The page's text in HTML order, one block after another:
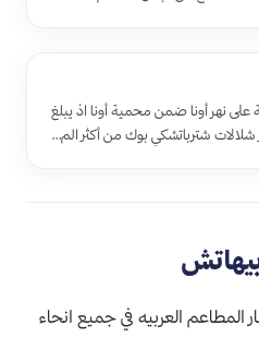
نهر أونا ضمن محمية أونا اذ يبلغ
العربيه في جميع انحاء